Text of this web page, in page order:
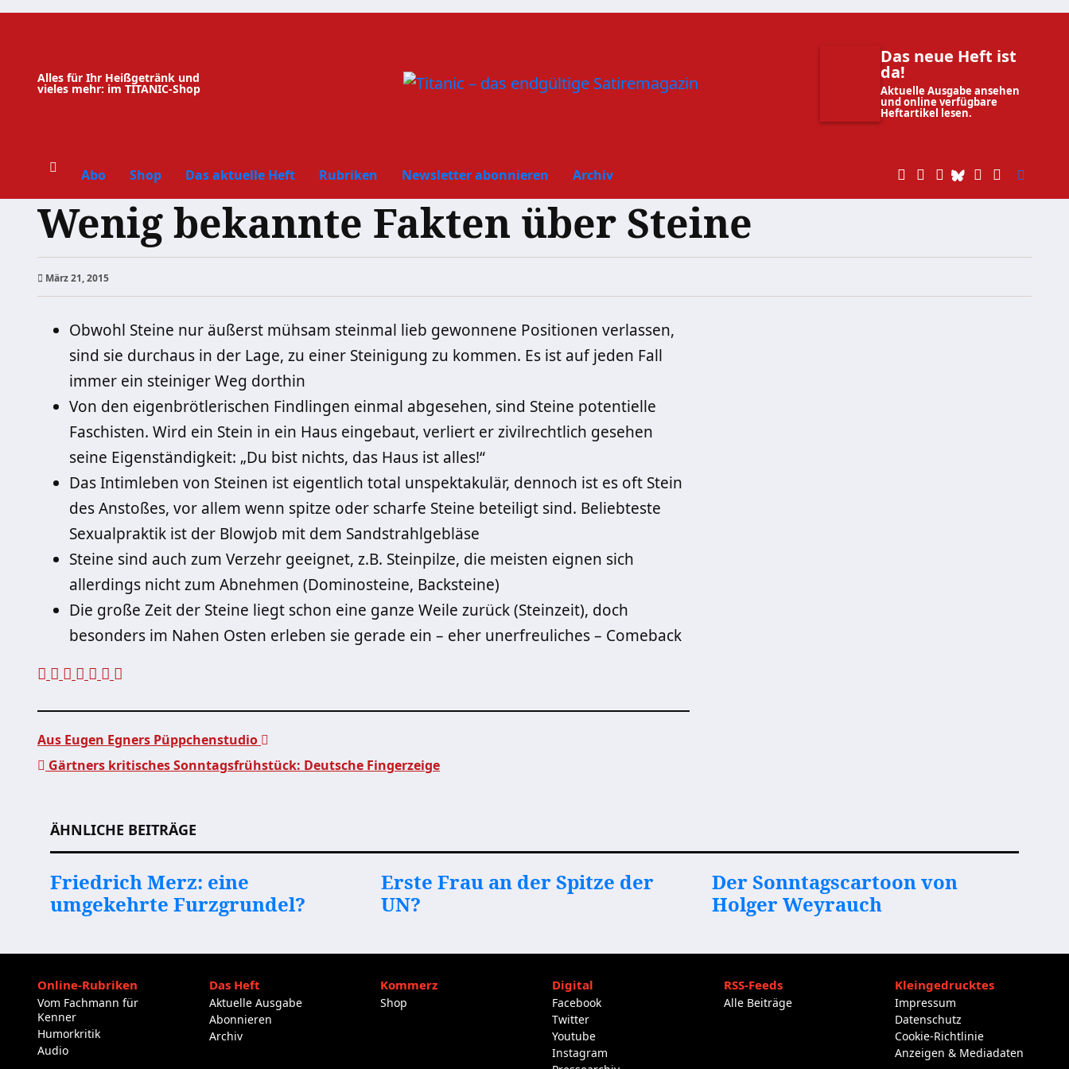
Zum
Alles für Ihr Heißgetränk und
vieles mehr: im TITANIC-Shop
Das neue Heft ist
da!
Aktuelle Ausgabe ansehen
und online verfügbare
Heftartikel lesen.
Abo Shop Das aktuelle Heft Rubriken Newsletter abonnieren Archiv
Wenig bekannte Fakten über Steine
März 21, 2015
Obwohl Steine nur äußerst mühsam steinmal lieb gewonnene Positionen verlassen,
sind sie durchaus in der Lage, zu einer Steinigung zu kommen. Es ist auf jeden Fall
immer ein steiniger Weg dorthin
Von den eigenbrötlerischen Findlingen einmal abgesehen, sind Steine potentielle
Faschisten. Wird ein Stein in ein Haus eingebaut, verliert er zivilrechtlich gesehen
seine Eigenständigkeit: „Du bist nichts, das Haus ist alles!“
Das Intimleben von Steinen ist eigentlich total unspektakulär, dennoch ist es oft Stein
des Anstoßes, vor allem wenn spitze oder scharfe Steine beteiligt sind. Beliebteste
Sexualpraktik ist der Blowjob mit dem Sandstrahlgebläse
Steine sind auch zum Verzehr geeignet, z.B. Steinpilze, die meisten eignen sich
allerdings nicht zum Abnehmen (Dominosteine, Backsteine)
Die große Zeit der Steine liegt schon eine ganze Weile zurück (Steinzeit), doch
besonders im Nahen Osten erleben sie gerade ein – eher unerfreuliches – Comeback
Aus Eugen Egners Püppchenstudio
Gärtners kritisches Sonntagsfrühstück: Deutsche Fingerzeige
ÄHNLICHE BEITRÄGE
Friedrich Merz: eine
umgekehrte Furzgrundel?
Erste Frau an der Spitze der
UN?
Der Sonntagscartoon von
Holger Weyrauch
Online-Rubriken
Vom Fachmann für
Kenner
Humorkritik
Audio
Das Heft
Aktuelle Ausgabe
Abonnieren
Archiv
Kommerz
Shop
Digital
Facebook
Twitter
Youtube
Instagram
RSS-Feeds
Alle Beiträge
Kleingedrucktes
Impressum
Datenschutz
Cookie-Richtlinie
Anzeigen & Mediadaten